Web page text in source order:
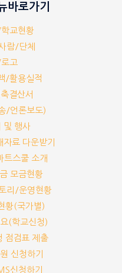
바로가기
교현황
람/단체
고
/활용실적
결산서
/언론보도)
및 행사
료 다운받기
스쿨 소개
모금현황
리/운영현황
황(국가별)
(학교신청)
점검표 제출
신청하기
신청하기